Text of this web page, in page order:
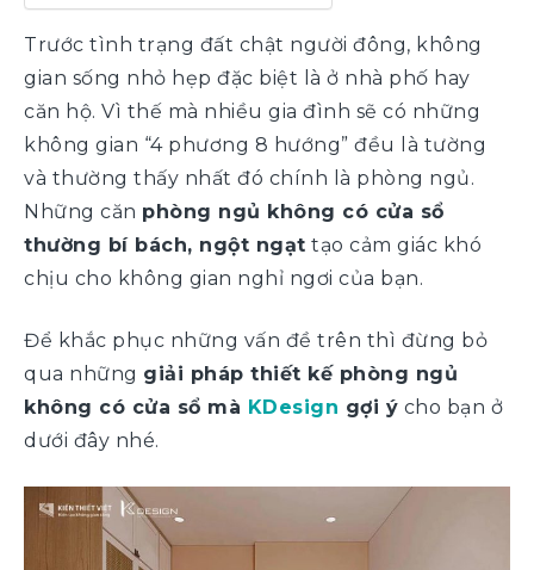
Trước tình trạng đất chật người đông, không
gian sống nhỏ hẹp đặc biệt là ở nhà phố hay
căn hộ. Vì thế mà nhiều gia đình sẽ có những
không gian “4 phương 8 hướng” đều là tường
và thường thấy nhất đó chính là phòng ngủ.
Những căn phòng ngủ không có cửa sổ
thường bí bách, ngột ngạt tạo cảm giác khó
chịu cho không gian nghỉ ngơi của bạn.
Để khắc phục những vấn đề trên thì đừng bỏ
qua những giải pháp thiết kế phòng ngủ
không có cửa sổ mà KDesign gợi ý cho bạn ở
dưới đây nhé.